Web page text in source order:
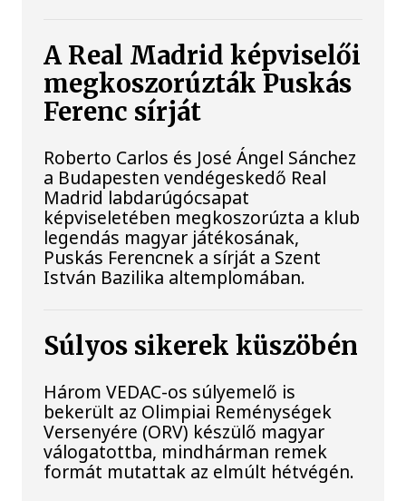
A Real Madrid képviselői
megkoszorúzták Puskás
Ferenc sírját
Roberto Carlos és José Ángel Sánchez
a Budapesten vendégeskedő Real
Madrid labdarúgócsapat
képviseletében megkoszorúzta a klub
legendás magyar játékosának,
Puskás Ferencnek a sírját a Szent
István Bazilika altemplomában.
Súlyos sikerek küszöbén
Három VEDAC-os súlyemelő is
bekerült az Olimpiai Reménységek
Versenyére (ORV) készülő magyar
válogatottba, mindhárman remek
formát mutattak az elmúlt hétvégén.